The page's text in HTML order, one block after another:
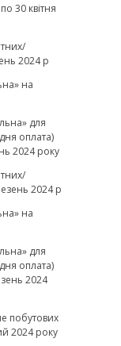
30 квітня
2024 р
на
для
оплата)
2024 року
2024 р
на
для
оплата)
2024
побутових
2024 року